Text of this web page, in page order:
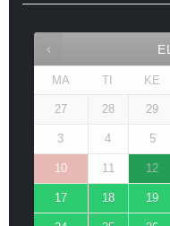
MA TI KE
27 28 29
3 4 5
10 11 12
17 18 19